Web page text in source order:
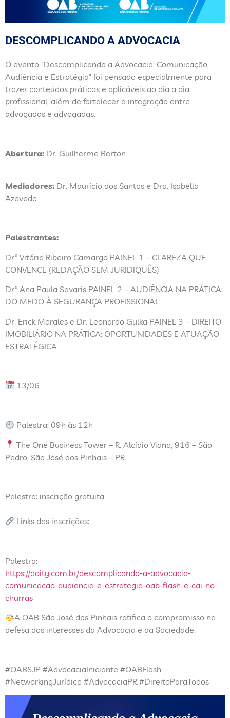
DESCOMPLICANDO A ADVOCACIA
O evento “Descomplicando a Advocacia: Comunicação,
Audiência e Estratégia” foi pensado especialmente para
trazer conteúdos práticos e aplicáveis ao dia a dia
profissional, além de fortalecer a integração entre
advogados e advogadas.
Abertura: Dr. Guilherme Berton
Mediadores: Dr. Maurício dos Santos e Dra. Isabella
Azevedo
Palestrantes:
Drª Vitória Ribeiro Camargo PAINEL 1 – CLAREZA QUE
CONVENCE (REDAÇÃO SEM JURIDIQUÊS)
Drª Ana Paula Savaris PAINEL 2 – AUDIÊNCIA NA PRÁTICA:
DO MEDO À SEGURANÇA PROFISSIONAL
Dr. Erick Morales e Dr. Leonardo Gulka PAINEL 3 – DIREITO
IMOBILIÁRIO NA PRÁTICA: OPORTUNIDADES E ATUAÇÃO
ESTRATÉGICA
13/06
Palestra: 09h às 12h
The One Business Tower – R. Alcídio Viana, 916 – São
Pedro, São José dos Pinhais – PR
Palestra: inscrição gratuita
Links das inscrições:
Palestra:
https://doity.com.br/descomplicando-a-advocacia-
comunicacao-audiencia-e-estrategia-oab-flash-e-cai-no-
churras
A OAB São José dos Pinhais ratifica o compromisso na
defesa dos interesses da Advocacia e da Sociedade.
#OABSJP #AdvocaciaIniciante #OABFlash
#NetworkingJurídico #AdvocaciaPR #DireitoParaTodos